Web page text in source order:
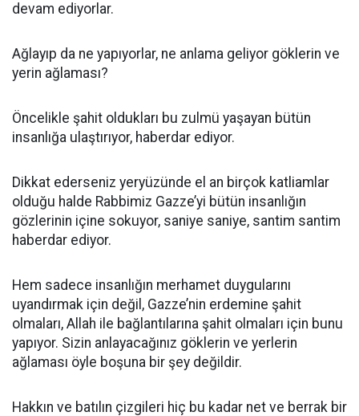
devam ediyorlar.
Ağlayıp da ne yapıyorlar, ne anlama geliyor göklerin ve
yerin ağlaması?
Öncelikle şahit oldukları bu zulmü yaşayan bütün
insanlığa ulaştırıyor, haberdar ediyor.
Dikkat ederseniz yeryüzünde el an birçok katliamlar
olduğu halde Rabbimiz Gazze’yi bütün insanlığın
gözlerinin içine sokuyor, saniye saniye, santim santim
haberdar ediyor.
Hem sadece insanlığın merhamet duygularını
uyandırmak için değil, Gazze’nin erdemine şahit
olmaları, Allah ile bağlantılarına şahit olmaları için bunu
yapıyor. Sizin anlayacağınız göklerin ve yerlerin
ağlaması öyle boşuna bir şey değildir.
Hakkın ve batılın çizgileri hiç bu kadar net ve berrak bir